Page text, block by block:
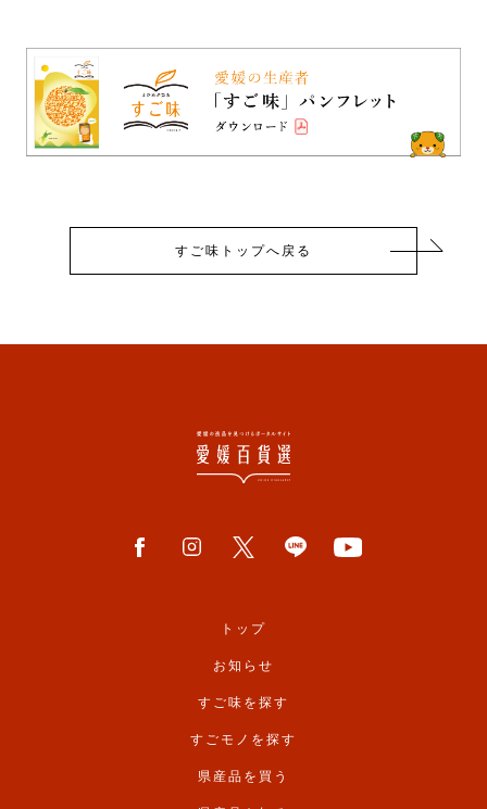
すご味トップへ戻る
トップ
お知らせ
すご味を探す
すごモノを探す
県産品を買う